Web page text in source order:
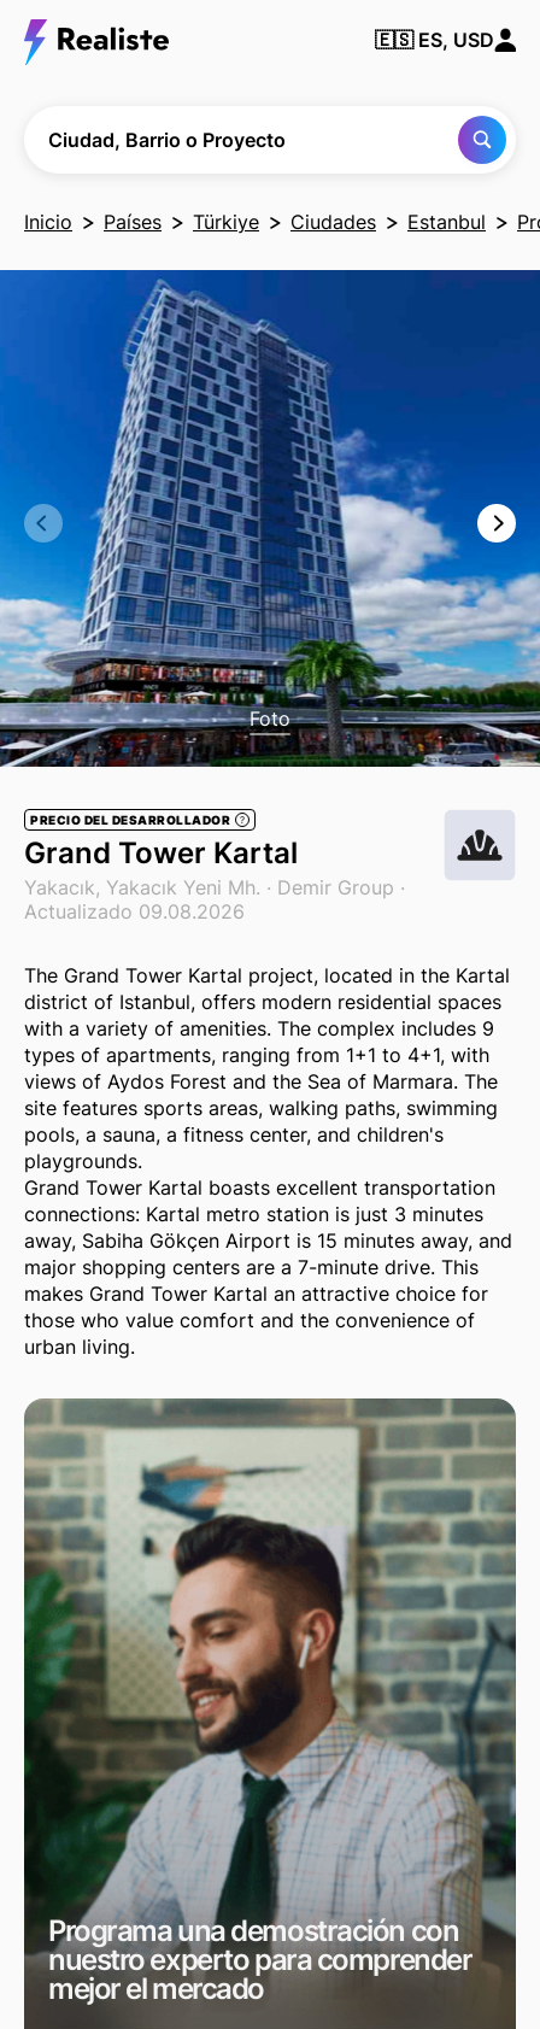
Encuentra
cualquier
🇪🇸 ES, USD
Ciudad, Barrio o Proyecto
Inicio Países Türkiye Ciudades Estanbul
Foto
PRECIO DEL DESARROLLADOR ?
Grand Tower Kartal
Yakacık, Yakacık Yeni Mh. · Demir Group ·
Actualizado 09.08.2026
The Grand Tower Kartal project, located in the Kartal
district of Istanbul, offers modern residential spaces
with a variety of amenities. The complex includes 9
types of apartments, ranging from 1+1 to 4+1, with
views of Aydos Forest and the Sea of Marmara. The
site features sports areas, walking paths, swimming
pools, a sauna, a fitness center, and children's
playgrounds.
Grand Tower Kartal boasts excellent transportation
connections: Kartal metro station is just 3 minutes
away, Sabiha Gökçen Airport is 15 minutes away, and
major shopping centers are a 7-minute drive. This
makes Grand Tower Kartal an attractive choice for
those who value comfort and the convenience of
urban living.
Programa una demostración con
nuestro experto para comprender
mejor el mercado